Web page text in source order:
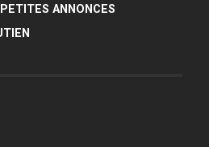
ANNONCES